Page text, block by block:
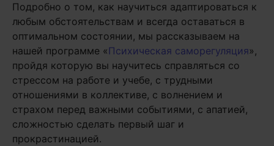
Подробно о том, как научиться адаптироваться к
любым обстоятельствам и всегда оставаться в
оптимальном состоянии, мы рассказываем на
нашей программе «Психическая саморегуляция»,
пройдя которую вы научитесь справляться со
стрессом на работе и учебе, с трудными
отношениями в коллективе, с волнением и
страхом перед важными событиями, с апатией,
сложностью сделать первый шаг и
прокрастинацией.